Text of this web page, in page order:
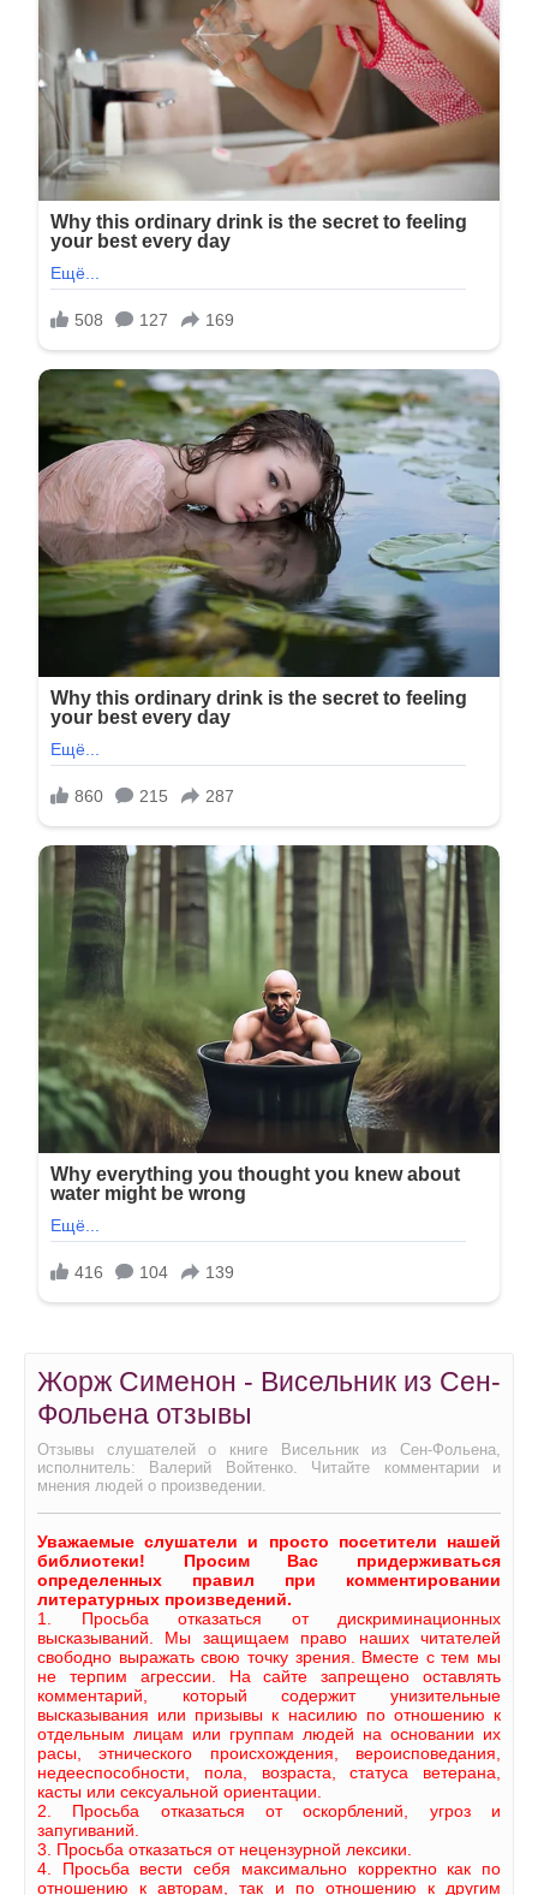
Жорж Сименон - Висельник из Сен-
Фольена отзывы
Отзывы слушателей о книге Висельник из Сен-Фольена,
исполнитель: Валерий Войтенко. Читайте комментарии и
мнения людей о произведении.
Уважаемые слушатели и просто посетители нашей
библиотеки! Просим Вас придерживаться
определенных правил при комментировании
литературных произведений.
1. Просьба отказаться от дискриминационных
высказываний. Мы защищаем право наших читателей
свободно выражать свою точку зрения. Вместе с тем мы
не терпим агрессии. На сайте запрещено оставлять
комментарий, который содержит унизительные
высказывания или призывы к насилию по отношению к
отдельным лицам или группам людей на основании их
расы, этнического происхождения, вероисповедания,
недееспособности, пола, возраста, статуса ветерана,
касты или сексуальной ориентации.
2. Просьба отказаться от оскорблений, угроз и
запугиваний.
3. Просьба отказаться от нецензурной лексики.
4. Просьба вести себя максимально корректно как по
отношению к авторам, так и по отношению к другим